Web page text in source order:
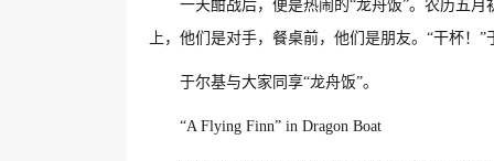
一天酣战后，便是热闹的“龙舟饭”。农历五
上，他们是对手，餐桌前，他们是朋友。“干杯
于尔基与大家同享“龙舟饭”。
“A Flying Finn” in Dragon Boat